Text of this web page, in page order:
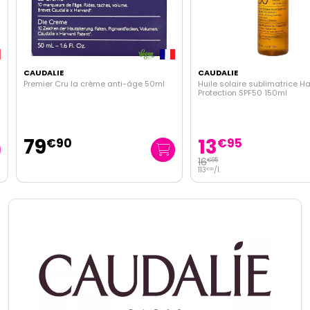
CAUDALIE
Premier Cru la crème anti-âge 50ml
79€90
CAUDALIE
Huile solaire sublimatrice
Protection SPF50 150ml
13€95
16€95
113 €00/l.